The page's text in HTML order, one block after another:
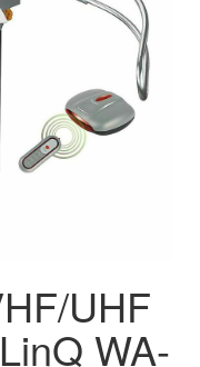
UHF
WA-